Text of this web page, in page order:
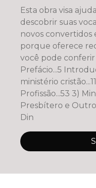
Esta obra visa
descobrir suas
novos convertidos
porque oferece
você pode conferir no
Prefácio...5
ministério
Profissão...53 3)
Presbítero e
Din